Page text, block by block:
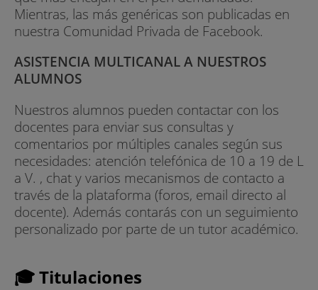
Mientras, las más genéricas son publicadas en
nuestra Comunidad Privada de Facebook.
ASISTENCIA MULTICANAL A NUESTROS
ALUMNOS
Nuestros alumnos pueden contactar con los
docentes para enviar sus consultas y
comentarios por múltiples canales según sus
necesidades: atención telefónica de 10 a 19 de L
a V. , chat y varios mecanismos de contacto a
través de la plataforma (foros, email directo al
docente). Además contarás con un seguimiento
personalizado por parte de un tutor académico.
🎓 Titulaciones